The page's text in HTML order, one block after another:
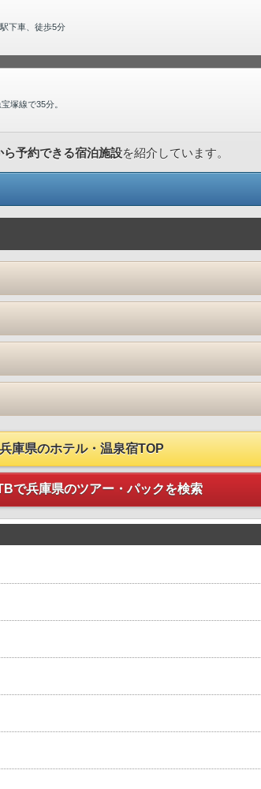
下車、徒歩5分
宝塚線で35分。
予約できる宿泊施設を紹介しています。
兵庫県のホテル・温泉宿TOP
で兵庫県のツアー・パックを検索